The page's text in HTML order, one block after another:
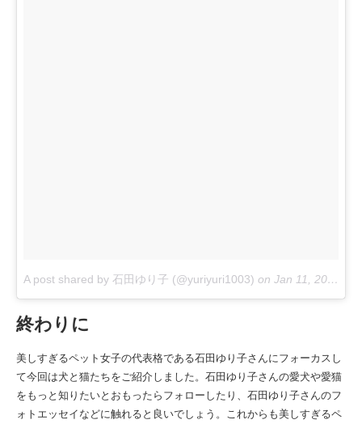
A post shared by 石田ゆり子 (@yuriyuri1003) on Jan 11, 2018 at 12:59am PST
終わりに
美しすぎるペット女子の代表格である石田ゆり子さんにフォーカスし
て今回は犬と猫たちをご紹介しました。石田ゆり子さんの愛犬や愛猫
をもっと知りたいとおもったらフォローしたり、石田ゆり子さんのフ
ォトエッセイなどに触れると良いでしょう。これからも美しすぎるペ